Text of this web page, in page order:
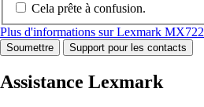
Cela prête à confusion.
Plus d'informations sur Lexmark MX722
Soumettre Support pour les contacts
Assistance Lexmark